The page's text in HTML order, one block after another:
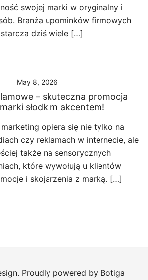
swojej marki w oryginalny i
Branża upominków firmowych
dziś wiele […]
May 8, 2026
– skuteczna promocja
słodkim akcentem!
marketing opiera się nie tylko na
czy reklamach w internecie, ale
także na sensorycznych
które wywołują u klientów
i skojarzenia z marką. […]
Proudly powered by Botiga